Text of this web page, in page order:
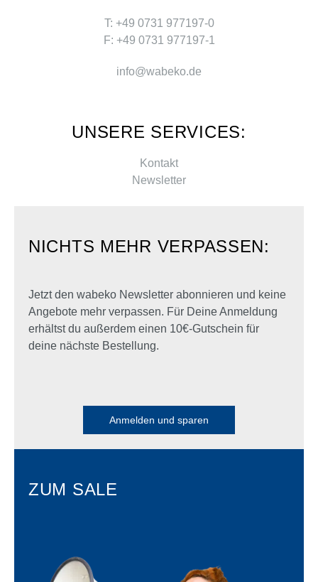
T: +49 0731 977197-0
F: +49 0731 977197-1
info@wabeko.de
UNSERE SERVICES:
Kontakt
Newsletter
NICHTS MEHR VERPASSEN:
Jetzt den wabeko Newsletter abonnieren und keine
Angebote mehr verpassen. Für Deine Anmeldung
erhältst du außerdem einen 10€-Gutschein für
deine nächste Bestellung.
Anmelden und sparen
ZUM SALE